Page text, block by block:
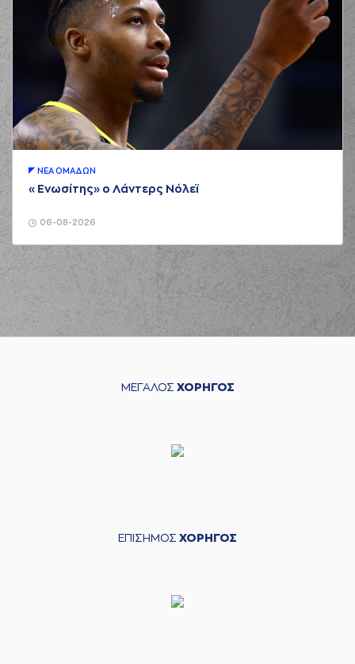
06-08-2026
ΝΕA ΟΜAΔΩΝ
«Ενωσίτης» ο Λάντερς Νόλεϊ
ΜΕΓΑΛΟΣ ΧΟΡΗΓΟΣ
ΕΠΙΣΗΜΟΣ ΧΟΡΗΓΟΣ